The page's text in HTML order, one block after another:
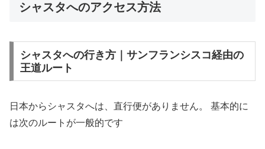
シャスタへのアクセス方法
シャスタへの行き方｜サンフランシスコ経由の
王道ルート
日本からシャスタへは、直行便がありません。 基本的に
は次のルートが一般的です